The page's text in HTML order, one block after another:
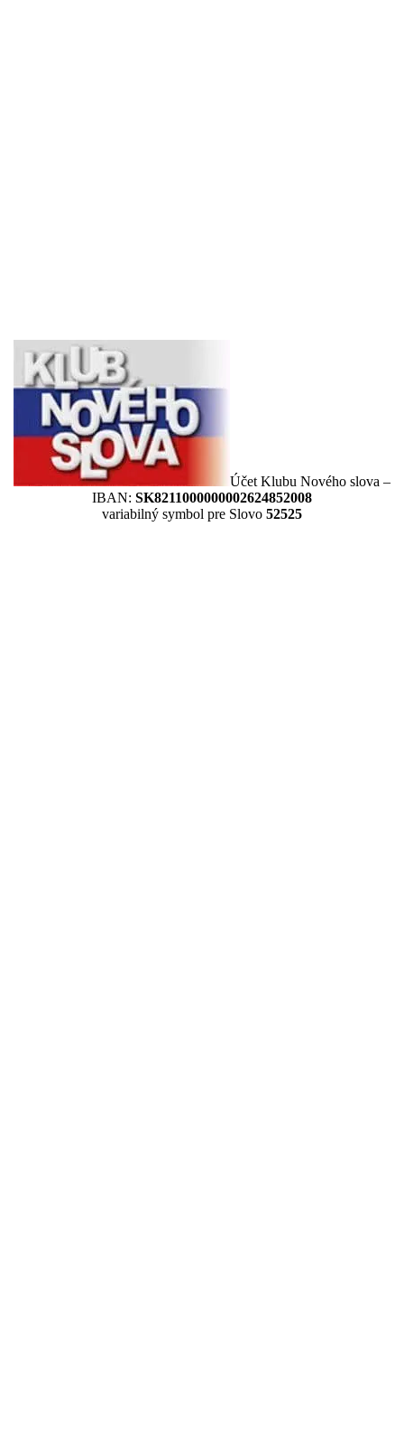
Účet Klubu Nového slova –
IBAN: SK8211000000002624852008
variabilný symbol pre Slovo 52525